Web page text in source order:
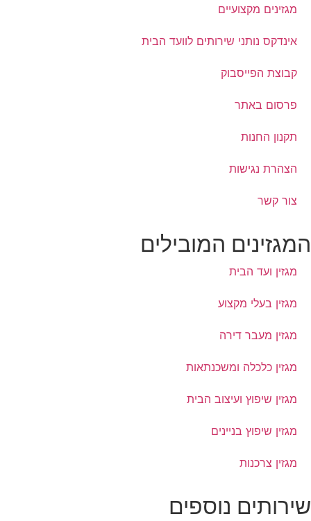
מגזינים מקצועיים
אינדקס נותני שירותים לוועד הבית
קבוצת הפייסבוק
פרסום באתר
תקנון החנות
הצהרת נגישות
צור קשר
המובילים
מגזין ועד הבית
מגזין בעלי מקצוע
מגזין מעבר דירה
מגזין כלכלה ומשכנתאות
מגזין שיפוץ ועיצוב הבית
מגזין שיפוץ בניינים
מגזין צרכנות
נוספים